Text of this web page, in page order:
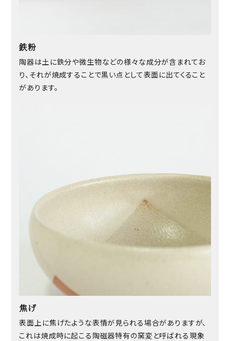
鉄粉
陶器は土に鉄分や微生物などの様々な成分が含まれてお
り、それが焼成することで黒い点として表面に出てくること
があります。
焦げ
表面上に焦げたような表情が見られる場合がありますが、
これは焼成時に起こる陶磁器特有の窯変と呼ばれる現象